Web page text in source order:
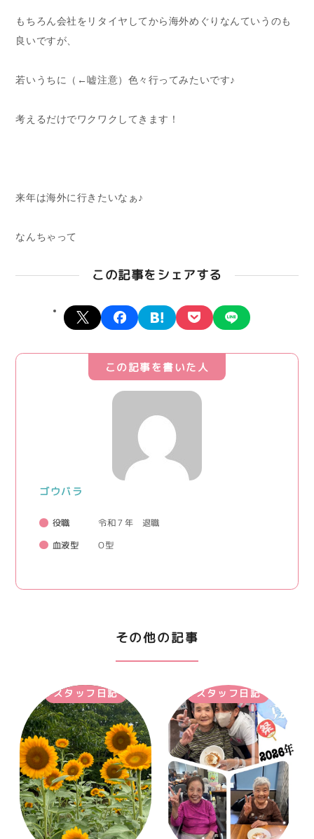
もちろん会社をリタイヤしてから海外めぐりなんていうのも
良いですが、
若いうちに（←嘘注意）色々行ってみたいです♪
考えるだけでワクワクしてきます！
来年は海外に行きたいなぁ♪
なんちゃって
この記事をシェアする
X facebookhatena pocket
この記事を書いた人
ゴウバラ
役職 令和７年 退職
血液型 O型
その他の記事
スタッフ日記 スタッフ日記